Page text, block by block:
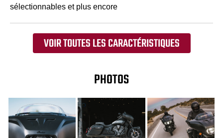
sélectionnables et plus encore
VOIR TOUTES LES CARACTÉRISTIQUES
PHOTOS